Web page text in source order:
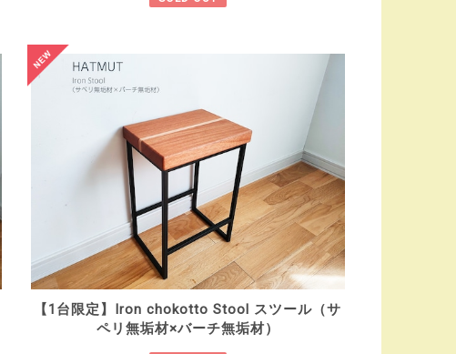
【1台限定】Iron chokotto Stool スツール（サ
ペリ無垢材×バーチ無垢材）